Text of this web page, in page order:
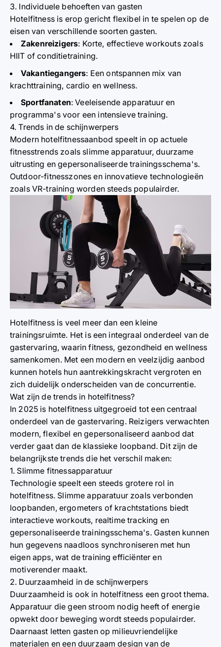
3. Individuele behoeften van gasten
Hotelfitness is erop gericht flexibel in te spelen op de
eisen van verschillende soorten gasten.
Zakenreizigers: Korte, effectieve workouts zoals
HIIT of conditietraining.
Vakantiegangers: Een ontspannen mix van
krachttraining, cardio en wellness.
Sportfanaten: Veeleisende apparatuur en
programma's voor een intensieve training.
4. Trends in de schijnwerpers
Modern hotelfitnessaanbod speelt in op actuele
fitnesstrends zoals slimme apparatuur, duurzame
uitrusting en gepersonaliseerde trainingsschema's.
Outdoor-fitnesszones en innovatieve technologieën
zoals VR-training worden steeds populairder.
Hotelfitness is veel meer dan een kleine
trainingsruimte. Het is een integraal onderdeel van de
gastervaring, waarin fitness, gezondheid en wellness
samenkomen. Met een modern en veelzijdig aanbod
kunnen hotels hun aantrekkingskracht vergroten en
zich duidelijk onderscheiden van de concurrentie.
Wat zijn de trends in hotelfitness?
In 2025 is hotelfitness uitgegroeid tot een centraal
onderdeel van de gastervaring. Reizigers verwachten
modern, flexibel en gepersonaliseerd aanbod dat
verder gaat dan de klassieke loopband. Dit zijn de
belangrijkste trends die het verschil maken:
1. Slimme fitnessapparatuur
Technologie speelt een steeds grotere rol in
hotelfitness. Slimme apparatuur zoals verbonden
loopbanden, ergometers of krachtstations biedt
interactieve workouts, realtime tracking en
gepersonaliseerde trainingsschema's. Gasten kunnen
hun gegevens naadloos synchroniseren met hun
eigen apps, wat de training efficiënter en
motiverender maakt.
2. Duurzaamheid in de schijnwerpers
Duurzaamheid is ook in hotelfitness een groot thema.
Apparatuur die geen stroom nodig heeft of energie
opwekt door beweging wordt steeds populairder.
Daarnaast letten gasten op milieuvriendelijke
materialen en een duurzaam design van de